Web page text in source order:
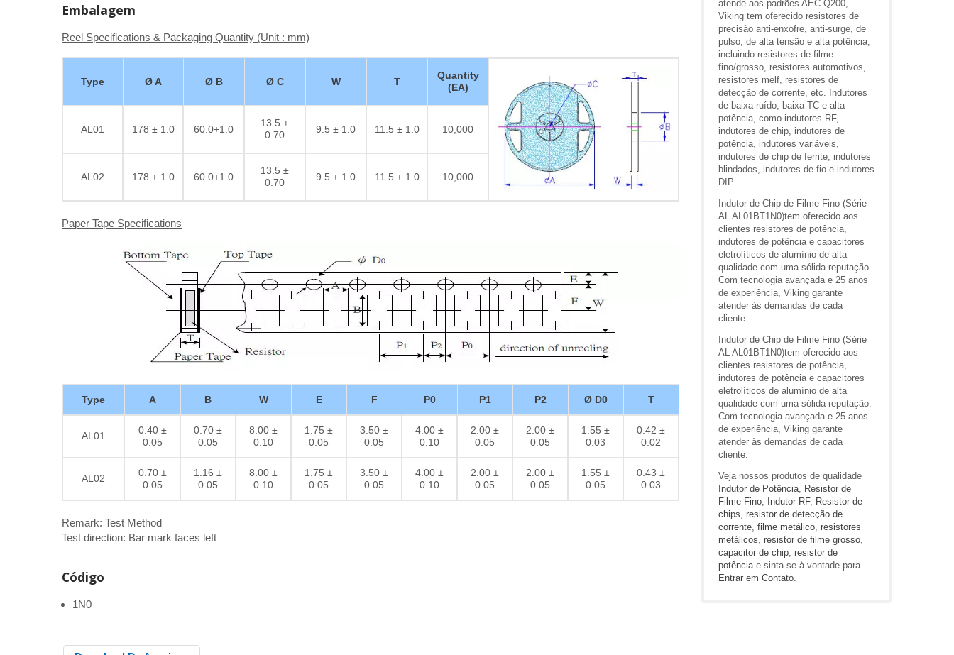
Embalagem
Reel Specifications & Packaging Quantity (Unit : mm)
Type Ø A Ø B Ø C W T
Quantity
(EA)
AL01 178 ± 1.0 60.0+1.0
13.5 ±
0.70
9.5 ± 1.0 11.5 ± 1.0 10,000
AL02 178 ± 1.0 60.0+1.0
13.5 ±
0.70
9.5 ± 1.0 11.5 ± 1.0 10,000
Paper Tape Specifications
Type A B W E F P0 P1 P2 Ø D0 T
AL01
0.40 ±
0.05
0.70 ±
0.05
8.00 ±
0.10
1.75 ±
0.05
3.50 ±
0.05
4.00 ±
0.10
2.00 ±
0.05
2.00 ±
0.05
1.55 ±
0.03
0.42 ±
0.02
AL02
0.70 ±
0.05
1.16 ±
0.05
8.00 ±
0.10
1.75 ±
0.05
3.50 ±
0.05
4.00 ±
0.10
2.00 ±
0.05
2.00 ±
0.05
1.55 ±
0.05
0.43 ±
0.03
Remark: Test Method
Test direction: Bar mark faces left
Código
1N0
atende aos padrões AEC-Q200,
Viking tem oferecido resistores de
precisão anti-enxofre, anti-surge, de
pulso, de alta tensão e alta potência,
incluindo resistores de filme
fino/grosso, resistores automotivos,
resistores melf, resistores de
detecção de corrente, etc. Indutores
de baixa ruído, baixa TC e alta
potência, como indutores RF,
indutores de chip, indutores de
potência, indutores variáveis,
indutores de chip de ferrite, indutores
blindados, indutores de fio e indutores
DIP.
Indutor de Chip de Filme Fino (Série
AL AL01BT1N0)tem oferecido aos
clientes resistores de potência,
indutores de potência e capacitores
eletrolíticos de alumínio de alta
qualidade com uma sólida reputação.
Com tecnologia avançada e 25 anos
de experiência, Viking garante
atender às demandas de cada
cliente.
Indutor de Chip de Filme Fino (Série
AL AL01BT1N0)tem oferecido aos
clientes resistores de potência,
indutores de potência e capacitores
eletrolíticos de alumínio de alta
qualidade com uma sólida reputação.
Com tecnologia avançada e 25 anos
de experiência, Viking garante
atender às demandas de cada
cliente.
Veja nossos produtos de qualidade
Indutor de Potência, Resistor de
Filme Fino, Indutor RF, Resistor de
chips, resistor de detecção de
corrente, filme metálico, resistores
metálicos, resistor de filme grosso,
capacitor de chip, resistor de
potênciae sinta-se à vontade para
Entrar em Contato.